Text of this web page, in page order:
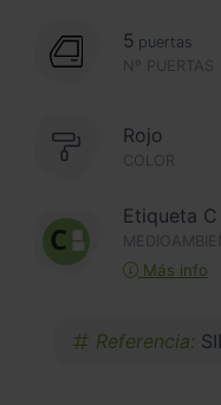
Nº PUERTAS
5 puertas
Rojo
COLOR
Etiqueta C
Más info
Referencia: